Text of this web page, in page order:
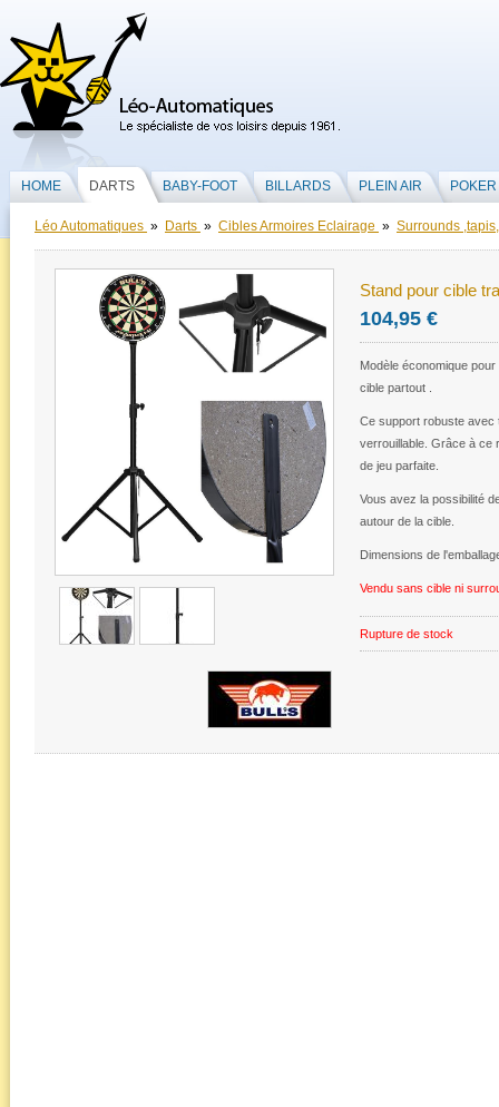
HOME DARTS BABY-FOOT BILLARDS PLEIN AIR POKER
Léo Automatiques » Darts » Cibles Armoires Eclairage » Surrounds
Stand pour cible
104,95 €
Modèle économique
cible partout .
Ce support robuste avec
verrouillable. Grâce à ce
de jeu parfaite.
Vous avez la possibilité
autour de la cible.
Dimensions de
Vendu sans cible ni
Rupture de stock